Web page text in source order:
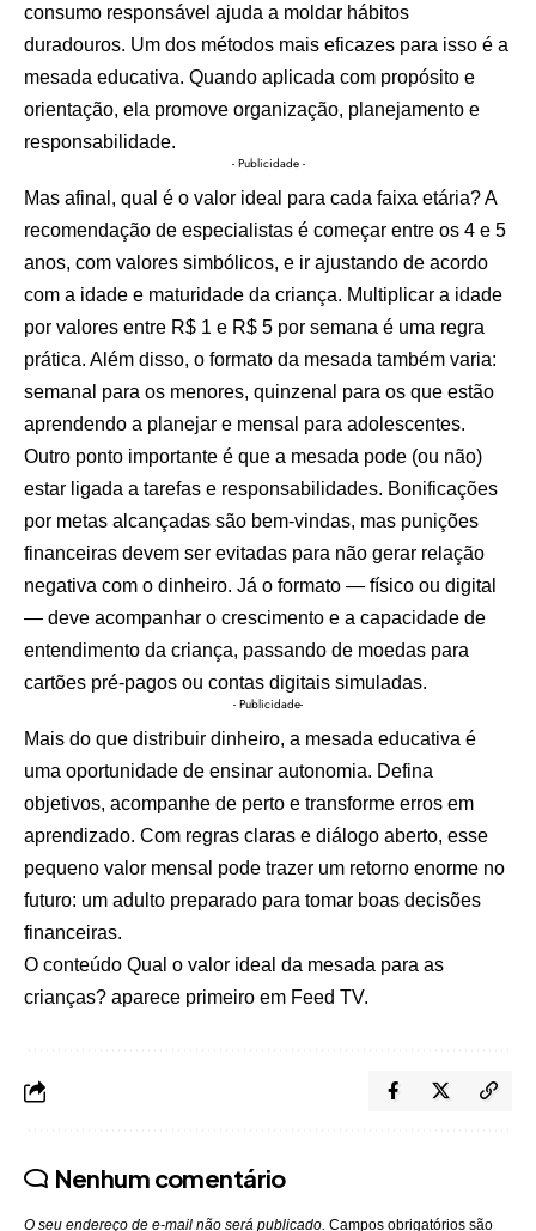
consumo responsável ajuda a moldar hábitos
duradouros. Um dos métodos mais eficazes para isso é a
mesada educativa. Quando aplicada com propósito e
orientação, ela promove organização, planejamento e
responsabilidade.
- Publicidade -
Mas afinal, qual é o valor ideal para cada faixa etária? A
recomendação de especialistas é começar entre os 4 e 5
anos, com valores simbólicos, e ir ajustando de acordo
com a idade e maturidade da criança. Multiplicar a idade
por valores entre R$ 1 e R$ 5 por semana é uma regra
prática. Além disso, o formato da mesada também varia:
semanal para os menores, quinzenal para os que estão
aprendendo a planejar e mensal para adolescentes.
Outro ponto importante é que a mesada pode (ou não)
estar ligada a tarefas e responsabilidades. Bonificações
por metas alcançadas são bem-vindas, mas punições
financeiras devem ser evitadas para não gerar relação
negativa com o dinheiro. Já o formato — físico ou digital
— deve acompanhar o crescimento e a capacidade de
entendimento da criança, passando de moedas para
cartões pré-pagos ou contas digitais simuladas.
- Publicidade-
Mais do que distribuir dinheiro, a mesada educativa é
uma oportunidade de ensinar autonomia. Defina
objetivos, acompanhe de perto e transforme erros em
aprendizado. Com regras claras e diálogo aberto, esse
pequeno valor mensal pode trazer um retorno enorme no
futuro: um adulto preparado para tomar boas decisões
financeiras.
O conteúdo Qual o valor ideal da mesada para as
crianças? aparece primeiro em Feed TV.
Nenhum comentário
O seu endereço de e-mail não será publicado. Campos obrigatórios são